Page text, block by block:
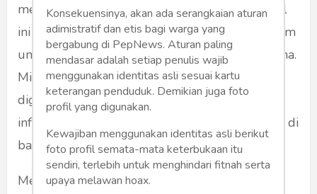
menghilangkan fungsi utamanya. Pakaian tebal
ini memiliki beberapa jenis bahan yang beragam
untuk disesuaikan dengan kebutuhan pengguna.
Misalnya jaket berbahan parasut lebih cocok
digunakan untuk kegiatan outdoor. Untuk
informasi lebih jelasnya, perhatikan penjelasan di
bawah ini.
Mengenal Bahan Kain untuk Jaket
Konsekuensinya, akan ada serangkaian aturan
adimistratif dan etis bagi warga yang
bergabung di PepNews. Aturan paling
mendasar adalah setiap penulis wajib
menggunakan identitas asli sesuai kartu
keterangan penduduk. Demikian juga foto
profil yang digunakan.
Kewajiban menggunakan identitas asli berikut
foto profil semata-mata keterbukaan itu
sendiri, terlebih untuk menghindari fitnah serta
upaya melawan hoax.